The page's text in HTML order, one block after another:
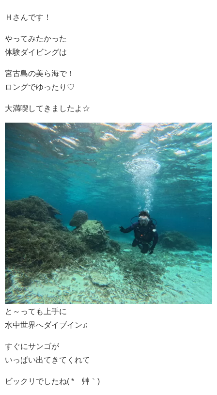
Ｈさんです！
やってみたかった
体験ダイビングは
宮古島の美ら海で！
ロングでゆったり♡
大満喫してきましたよ☆
と～っても上手に
水中世界へダイブイン♫
すぐにサンゴが
いっぱい出てきてくれて
ビックリでしたね( *´艸｀)